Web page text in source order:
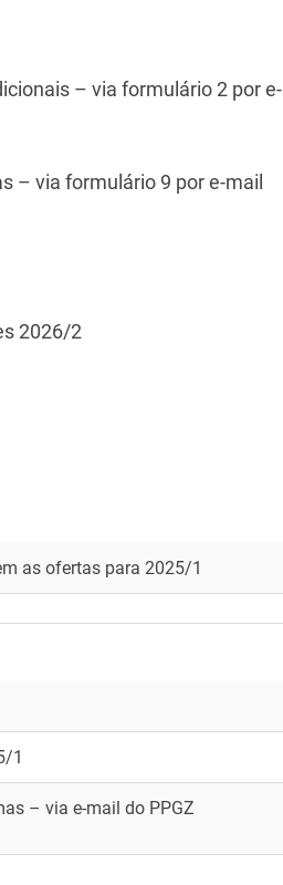
– via formulário 2 por e-
– via formulário 9 por e-mail
2026/2
as ofertas para 2025/1
1
– via e-mail do PPGZ